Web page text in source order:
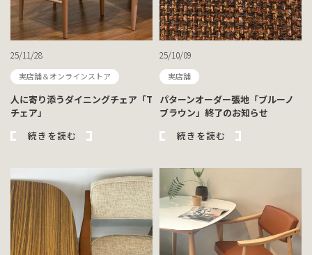
25/11/28
実店舗＆オンラインストア
人に寄り添うダイニングチェア「T
チェア」
続きを読む
25/10/09
実店舗
パターンオーダー張地「ブルーノ
ブラウン」終了のお知らせ
続きを読む